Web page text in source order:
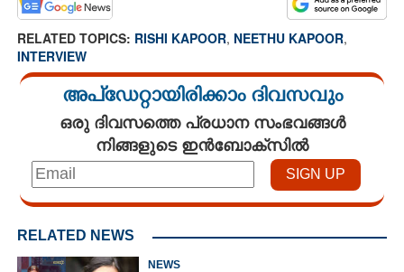
RELATED TOPICS: RISHI KAPOOR, NEETHU KAPOOR,
INTERVIEW
അപ്ഡേറ്റായിരിക്കാം ദിവസവും
ഒരു ദിവസത്തെ പ്രധാന സംഭവങ്ങൾ
നിങ്ങളുടെ ഇൻബോക്സിൽ
RELATED NEWS
NEWS